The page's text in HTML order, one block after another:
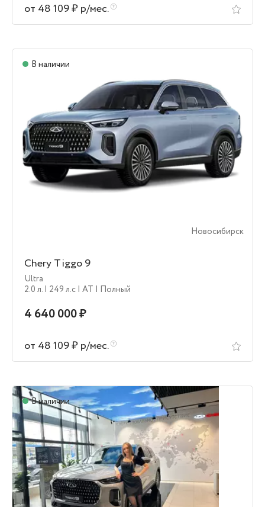
от 48 109 ₽ р/мес.
В наличии
Новосибирск
Chery Tiggo 9
Ultra
2.0 л. | 249 л.c | AT | Полный
4 640 000 ₽
от 48 109 ₽ р/мес.
В наличии